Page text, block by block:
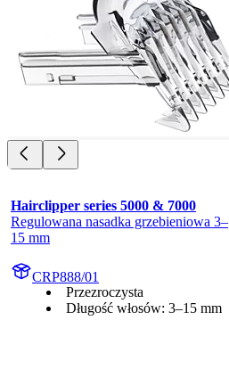
Hairclipper series 5000 & 7000
Regulowana nasadka grzebieniowa 3–
15 mm
CRP888/01
Przezroczysta
Długość włosów: 3–15 mm